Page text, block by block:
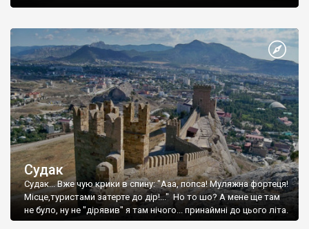
Судак
Судак... Вже чую крики в спину: "Ааа, попса! Муляжна фортеця!
Місце,туристами затерте до дір!..." Но то шо? А мене ще там
не було, ну не "дірявив" я там нічого... принаймні до цього літа.